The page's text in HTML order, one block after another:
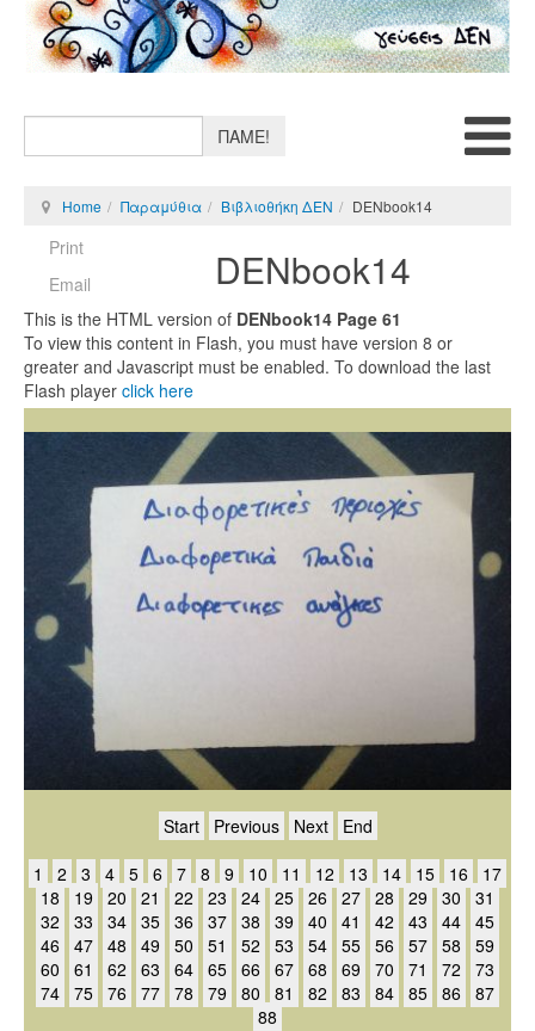
ΠΑΜΕ!
Home Παραμύθια Βιβλιοθήκη ΔΕΝ DENbook14
Print
Email
DENbook14
This is the HTML version of DENbook14 Page 61
To view this content in Flash, you must have version 8 or
greater and Javascript must be enabled. To download the last
Flash player click here
Start Previous Next
End
1
2 3 4 5 6 7 8 9 10 11 12 13 14 15 16
17
18
19 20 21 22 23 24 25 26 27 28 29 30
31
32
33 34 35 36 37 38 39 40 41 42 43 44 45
46
47 48 49 50 51 52 53 54 55 56 57 58
59
60
61 62 63 64 65 66 67 68 69 70 71 72
73
74 75 76 77 78 79 80 81 82 83 84 85 86
87
88